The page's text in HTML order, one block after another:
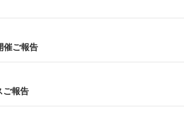
ご報告
ご報告